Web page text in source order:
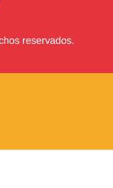
reservados.